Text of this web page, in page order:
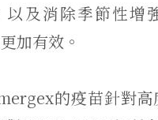
以及消除季節性增
加有效。
的疫苗針對高